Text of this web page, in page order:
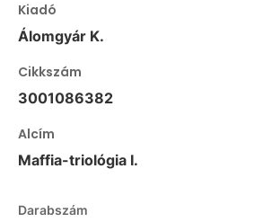
Kiadó
Álomgyár K.
Cikkszám
3001086382
Alcím
Maffia-triológia I.
Darabszám